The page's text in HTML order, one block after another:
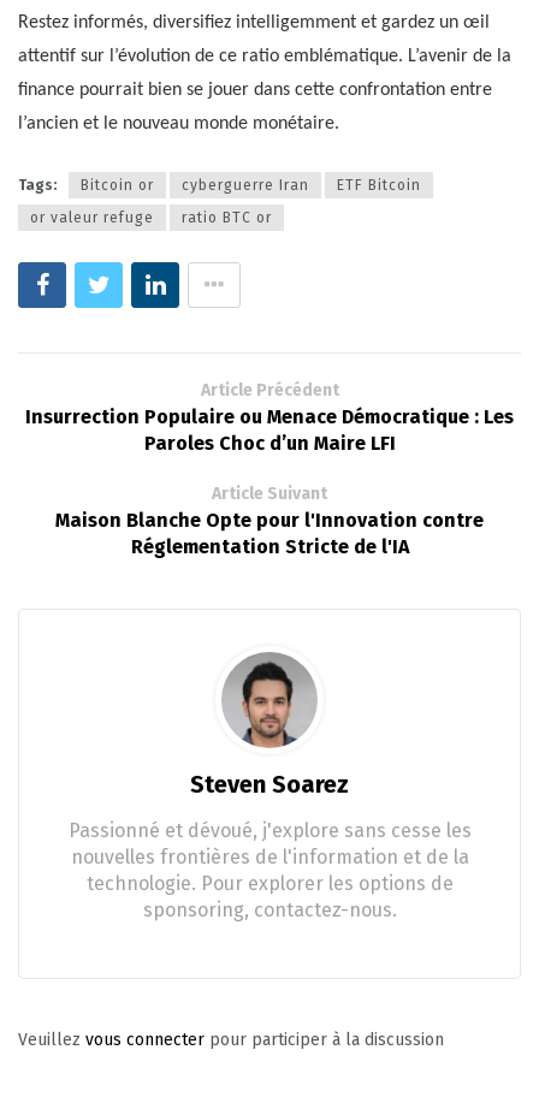
Restez informés, diversifiez intelligemment et gardez un œil
attentif sur l’évolution de ce ratio emblématique. L’avenir de la
finance pourrait bien se jouer dans cette confrontation entre
l’ancien et le nouveau monde monétaire.
Tags: Bitcoin or cyberguerre Iran
ETF Bitcoin
or valeur refuge
ratio BTC or
Article Précédent
Insurrection Populaire ou Menace Démocratique : Les
Paroles Choc d’un Maire LFI
Article Suivant
Maison Blanche Opte pour l'Innovation contre
Réglementation Stricte de l'IA
Steven Soarez
Passionné et dévoué, j'explore sans cesse les
nouvelles frontières de l'information et de la
technologie. Pour explorer les options de
sponsoring, contactez-nous.
Veuillez vous connecter pour participer à la discussion